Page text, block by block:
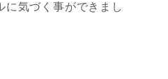
に気づく事ができまし